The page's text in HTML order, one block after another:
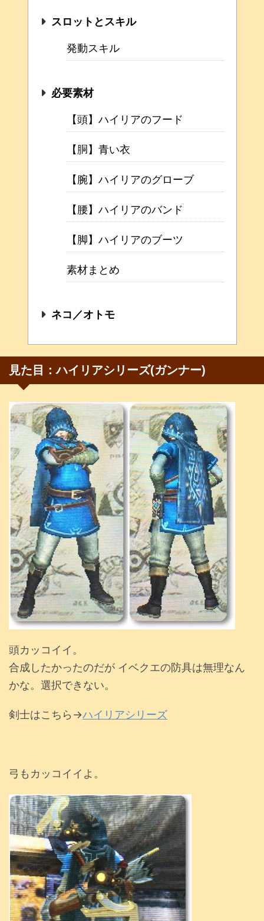
スロットとスキル
発動スキル
必要素材
【頭】ハイリアのフード
【胴】青い衣
【腕】ハイリアのグローブ
【腰】ハイリアのバンド
【脚】ハイリアのブーツ
素材まとめ
ネコ／オトモ
見た目：ハイリアシリーズ(ガンナー)
頭カッコイイ。
合成したかったのだが イベクエの防具は無理なん
かな。選択できない。
剣士はこちら→ハイリアシリーズ
弓もカッコイイよ。